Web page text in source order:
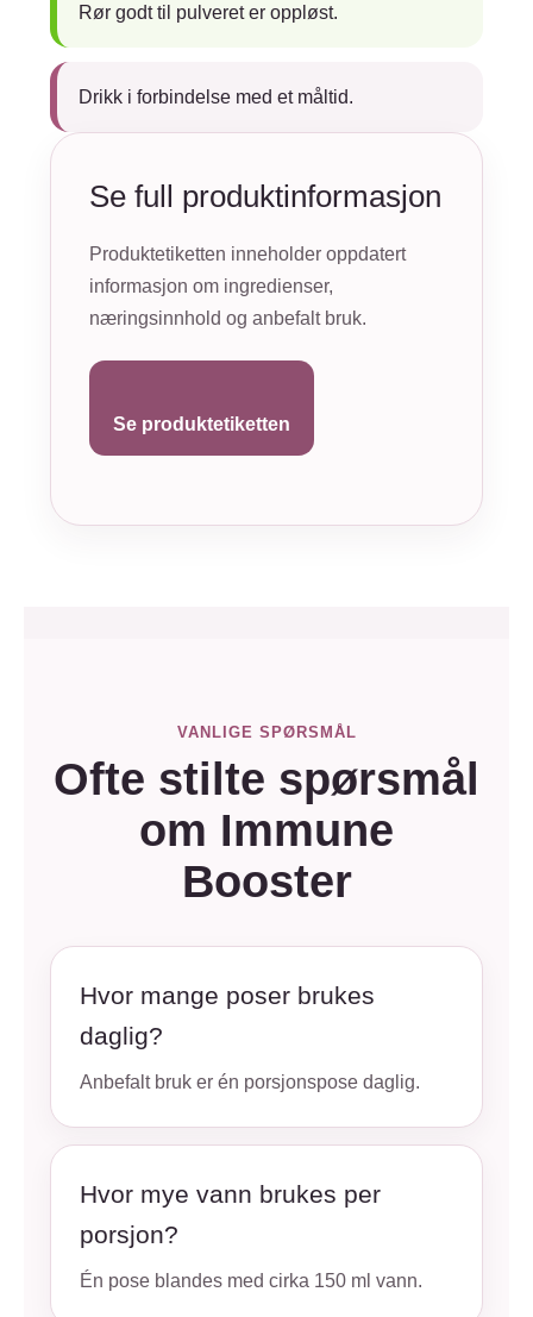
Rør godt til pulveret er oppløst.
Drikk i forbindelse med et måltid.
Se full produktinformasjon
Produktetiketten inneholder oppdatert
informasjon om ingredienser,
næringsinnhold og anbefalt bruk.
Se produktetiketten
VANLIGE SPØRSMÅL
Ofte stilte spørsmål
om Immune
Booster
Hvor mange poser brukes
daglig?
Anbefalt bruk er én porsjonspose daglig.
Hvor mye vann brukes per
porsjon?
Én pose blandes med cirka 150 ml vann.